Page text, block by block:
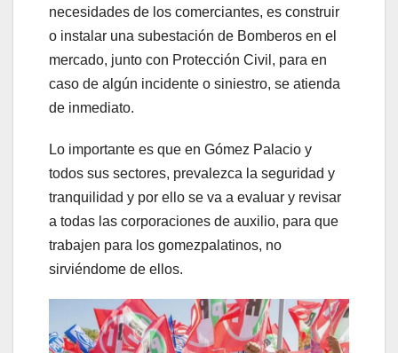
necesidades de los comerciantes, es construir
o instalar una subestación de Bomberos en el
mercado, junto con Protección Civil, para en
caso de algún incidente o siniestro, se atienda
de inmediato.
Lo importante es que en Gómez Palacio y
todos sus sectores, prevalezca la seguridad y
tranquilidad y por ello se va a evaluar y revisar
a todas las corporaciones de auxilio, para que
trabajen para los gomezpalatinos, no
sirviéndome de ellos.